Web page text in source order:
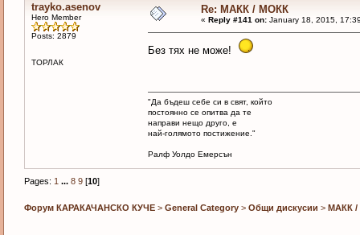
trayko.asenov
Hero Member
Posts: 2879
ТОРЛАК
Re: МАКК / МОКК
« Reply #141 on:January 18, 2015,
Без тях не може!
"Да бъдеш себе си в свят, който
постоянно се опитва да те
направи нещо друго, е
най-голямото постижение."
Ралф Уолдо Емерсън
Pages: 1 ... 8 9[10]
Форум КАРАКАЧАНСКО КУЧЕ> General Category> Общи дискусии > МАКК /